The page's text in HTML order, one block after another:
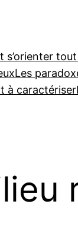
s’orienter
Les
à caractériser